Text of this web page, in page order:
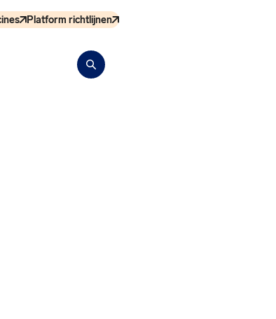
Platform richtlijnen